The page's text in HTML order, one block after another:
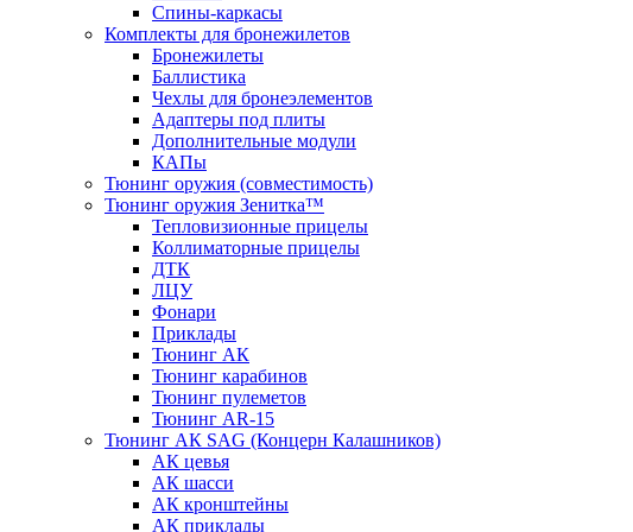
Спины-каркасы
Комплекты для бронежилетов
Бронежилеты
Баллистика
Чехлы для бронеэлементов
Адаптеры под плиты
Дополнительные модули
КАПы
Тюнинг оружия (совместимость)
Тюнинг оружия Зенитка™
Тепловизионные прицелы
Коллиматорные прицелы
ДТК
ЛЦУ
Фонари
Приклады
Тюнинг АК
Тюнинг карабинов
Тюнинг пулеметов
Тюнинг AR-15
Тюнинг АК SAG (Концерн Калашников)
АК цевья
АК шасси
АК кронштейны
АК приклады